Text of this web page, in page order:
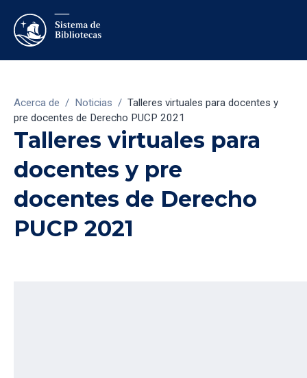
Acerca de / Noticias / Talleres virtuales para docentes y
pre docentes de Derecho PUCP 2021
Talleres virtuales para
docentes y pre
docentes de Derecho
PUCP 2021